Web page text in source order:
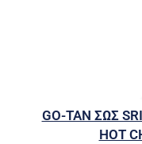
GO-TAN ΣΩΣ
HOT